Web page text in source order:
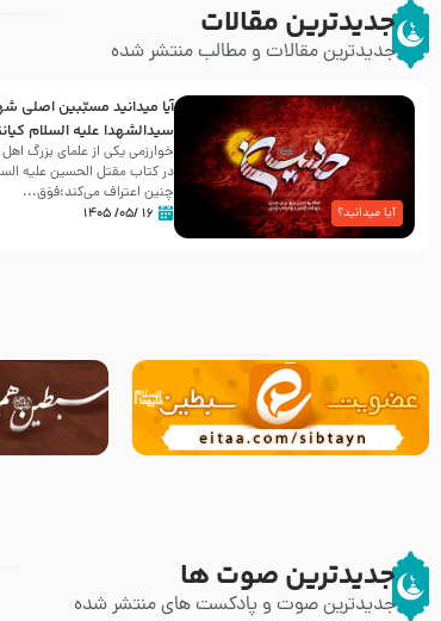
جدیدترین مقالات
جدیدترین مقالات و مطالب منتشر شده
آیا میدانید؟
آیا میدانید مسبّبین اصلی
سیدالشهدا علیه ‌السلام
خوارزمی یکی از علمای بزرگ
در کتاب مقتل الحسین علیه
چنین اعتراف می‌کند:فوَق...
۱۶ /۰۵/ ۱۴۰۵
جدیدترین صوت ها
جدیدترین صوت و پادکست های منتشر شده